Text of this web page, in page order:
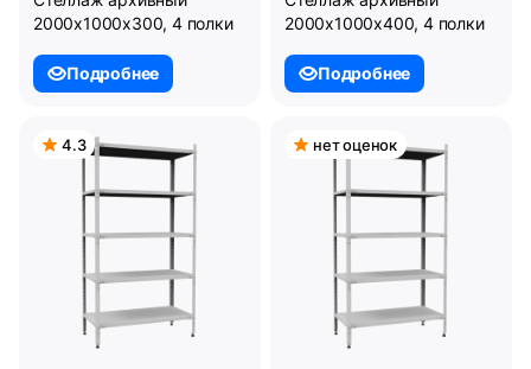
2000х1000х300, 4 полки
Подробнее
2000х1000х400, 4 полки
Подробнее
4.3 нет оценок